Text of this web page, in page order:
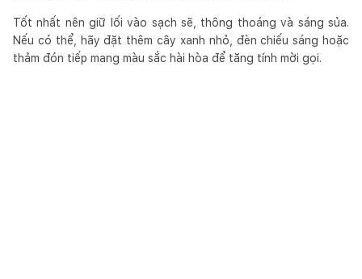
Tốt nhất nên giữ lối vào sạch sẽ, thông thoáng và sáng sủa.
Nếu có thể, hãy đặt thêm cây xanh nhỏ, đèn chiếu sáng hoặc
thảm đón tiếp mang màu sắc hài hòa để tăng tính mời gọi.